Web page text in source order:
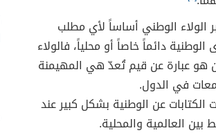
الولاء الوطني أساساً لأي مطلب
دائماً خاصاً أو محلياً، فالولاء
هو عبارة عن قيم تُعدّ هي المهيمنة
في الدول.
عن الوطنية بشكل كبير عند
العالمية والمحلية.